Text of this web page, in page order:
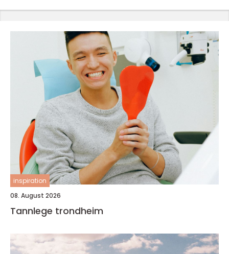
inspiration
08. August 2026
Tannlege trondheim